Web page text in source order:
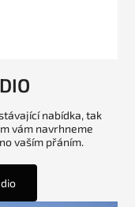
nabídka, tak
vám navrhneme
vaším přáním.